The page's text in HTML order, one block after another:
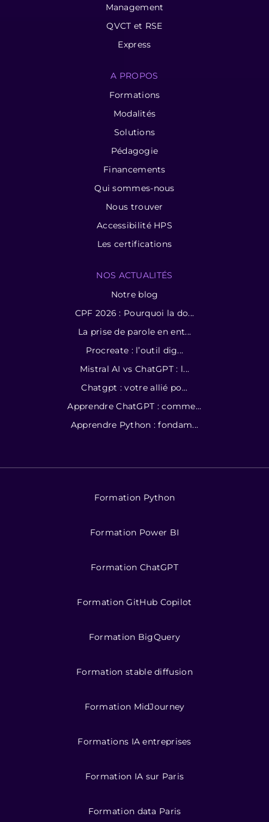
Management
QVCT et RSE
Express
A PROPOS
Formations
Modalités
Solutions
Pédagogie
Financements
Qui sommes-nous
Nous trouver
Accessibilité HPS
Les certifications
NOS ACTUALITÉS
Notre blog
CPF 2026 : Pourquoi la do...
La prise de parole en ent...
Procreate : l’outil dig...
Mistral AI vs ChatGPT : l...
Chatgpt : votre allié po...
Apprendre ChatGPT : comme...
Apprendre Python : fondam...
Formation Python
Formation Power BI
Formation ChatGPT
Formation GitHub Copilot
Formation BigQuery
Formation stable diffusion
Formation MidJourney
Formations IA entreprises
Formation IA sur Paris
Formation data Paris